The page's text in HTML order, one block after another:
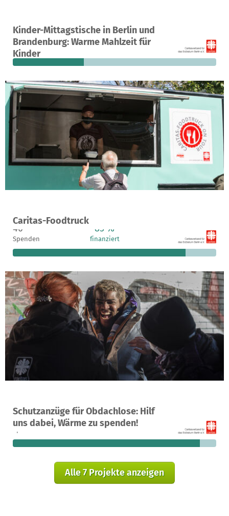
Kinder-Mittagstische in Berlin und
Brandenburg: Warme Mahlzeit für
Kinder
Ein Projekt in Berlin, Deutschland
21
Spenden
35 % 2.372 €
fehlen noch
Caritas-Foodtruck
Ein Projekt in Berlin, Deutschland
40
Spenden
85 %
finanziert
419 €
fehlen noch
Schutzanzüge für Obdachlose: Hilf
uns dabei, Wärme zu spenden!
Ein Projekt in Berlin, Deutschland
19 92 %
finanziert
195 €
fehlen noch
Alle 7 Projekte anzeigen